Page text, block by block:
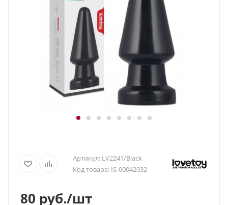
Артикул: LV2241/Black
Код товара: IS-00042032
80 руб./шт